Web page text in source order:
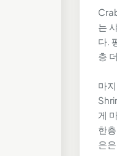
는
다.
층
마
게
한
은